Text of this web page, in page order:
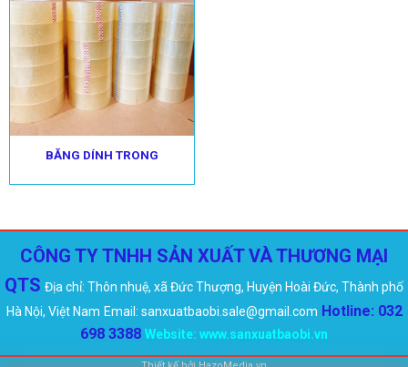
BĂNG DÍNH TRONG
CÔNG TY TNHH SẢN XUẤT VÀ THƯƠNG MẠI
QTS Địa chỉ: Thôn nhuệ, xã Đức Thượng, Huyện Hoài Đức, Thành phố
Hà Nội, Việt Nam Email: sanxuatbaobi.sale@gmail.com Hotline: 032
698 3388 Website: www.sanxuatbaobi.vn